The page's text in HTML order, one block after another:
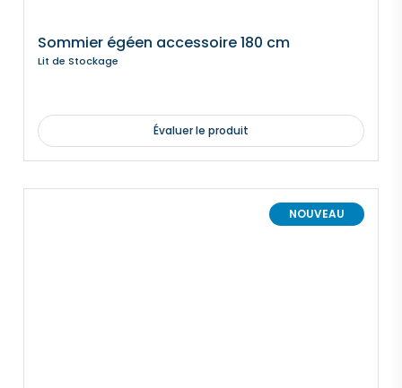
Sommier égéen accessoire 180 cm
Lit de Stockage
Évaluer le produit
NOUVEAU